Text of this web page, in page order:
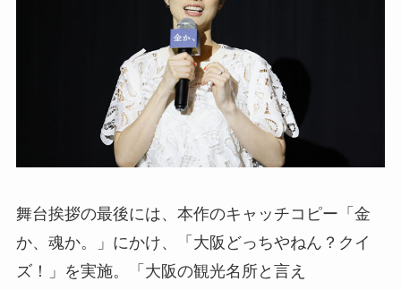
舞台挨拶の最後には、本作のキャッチコピー「金
か、魂か。」にかけ、「大阪どっちやねん？クイ
ズ！」を実施。「大阪の観光名所と言え